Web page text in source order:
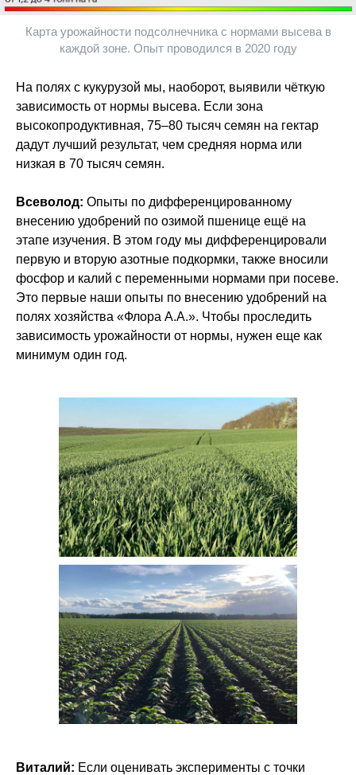
Карта урожайности подсолнечника с нормами высева в
каждой зоне. Опыт проводился в 2020 году
На полях с кукурузой мы, наоборот, выявили чёткую
зависимость от нормы высева. Если зона
высокопродуктивная, 75–80 тысяч семян на гектар
дадут лучший результат, чем средняя норма или
низкая в 70 тысяч семян.
Всеволод: Опыты по дифференцированному
внесению удобрений по озимой пшенице ещё на
этапе изучения. В этом году мы дифференцировали
первую и вторую азотные подкормки, также вносили
фосфор и калий с переменными нормами при посеве.
Это первые наши опыты по внесению удобрений на
полях хозяйства «Флора А.А.». Чтобы проследить
зависимость урожайности от нормы, нужен еще как
минимум один год.
Виталий: Если оценивать эксперименты с точки